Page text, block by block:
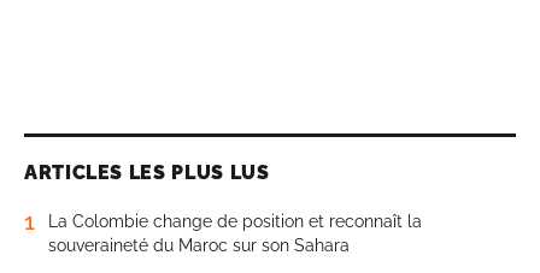
ARTICLES LES PLUS LUS
1
La Colombie change de position et reconnaît la
souveraineté du Maroc sur son Sahara